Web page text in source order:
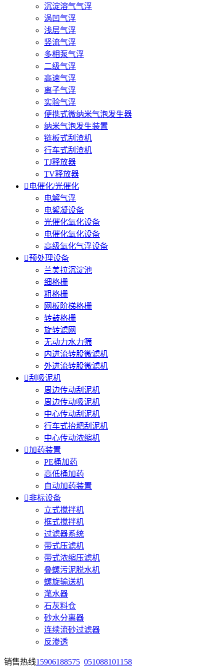
沉淀溶气气浮
涡凹气浮
浅层气浮
竖流气浮
多相泵气浮
二级气浮
高速气浮
离子气浮
实验气浮
便携式微纳米气泡发生器
纳米气泡发生装置
链板式刮渣机
行车式刮渣机
TJ释放器
TV释放器
 电催化/光催化
电解气浮
电絮凝设备
光催化氧化设备
电催化氧化设备
高级氧化气浮设备
预处理设备
兰美拉沉淀池
细格栅
粗格栅
网板阶梯格栅
转鼓格栅
旋转滤网
无动力水力筛
内进流转股微滤机
外进流转股微滤机
刮吸泥机
周边传动刮泥机
周边传动吸泥机
中心传动刮泥机
行车式抬耙刮泥机
中心传动浓缩机
加药装置
PE桶加药
高低桶加药
自动加药装置
非标设备
立式搅拌机
框式搅拌机
过滤器系统
带式压滤机
带式浓缩压滤机
叠螺污泥脱水机
螺旋输送机
滗水器
石灰料仓
砂水分离器
连续流砂过滤器
反渗透
销售热线15906188575 051088101158